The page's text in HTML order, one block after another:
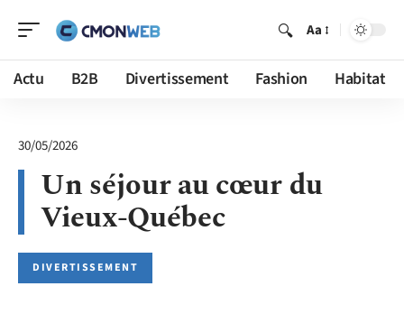
Aa
Actu B2B Divertissement Fashion Habitat
30/05/2026
Un séjour au cœur du
Vieux-Québec
DIVERTISSEMENT